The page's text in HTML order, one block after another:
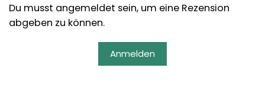
Du musst angemeldet sein, um eine Rezension
abgeben zu können.
Anmelden